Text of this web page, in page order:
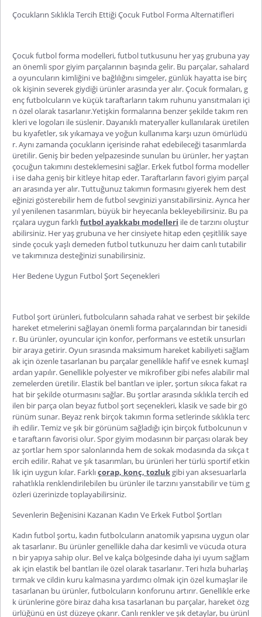
Çocukların Sıklıkla Tercih Ettiği Çocuk Futbol Forma Alternatifleri
Çocuk futbol forma modelleri, futbol tutkusunu her yaş grubuna yay
an önemli spor giyim parçalarının başında gelir. Bu parçalar, sahalard
a oyuncuların kimliğini ve bağlılığını simgeler, günlük hayatta ise birç
ok kişinin severek giydiği ürünler arasında yer alır. Çocuk formaları, g
enç futbolcuların ve küçük taraftarların takım ruhunu yansıtmaları içi
n özel olarak tasarlanır.Yetişkin formalarına benzer şekilde takım ren
kleri ve logoları ile süslenir. Dayanıklı materyaller kullanılarak üretilen
bu kıyafetler, sık yıkamaya ve yoğun kullanıma karşı uzun ömürlüdü
r. Aynı zamanda çocukların içerisinde rahat edebileceği tasarımlarda
üretilir. Geniş bir beden yelpazesinde sunulan bu ürünler, her yaştan
çocuğun takımını desteklemesini sağlar. Erkek futbol forma modeller
i ise daha geniş bir kitleye hitap eder. Taraftarların favori giyim parçal
arı arasında yer alır. Tuttuğunuz takımın formasını giyerek hem dest
eğinizi gösterebilir hem de futbol sevginizi yansıtabilirsiniz. Ayrıca her
yıl yenilenen tasarımları, büyük bir heyecanla bekleyebilirsiniz. Bu pa
rçalara uygun farklıfutbol ayakkabı modelleri ile de tarzını oluştur
abilirsiniz. Her yaş grubuna ve her cinsiyete hitap eden çeşitlilik saye
sinde çocuk yaşlı demeden futbol tutkunuzu her daim canlı tutabilir
ve takımınıza desteğinizi sunabilirsiniz.
Her Bedene Uygun Futbol Şort Seçenekleri
Futbol şort ürünleri, futbolcuların sahada rahat ve serbest bir şekilde
hareket etmelerini sağlayan önemli forma parçalarından bir tanesidi
r. Bu ürünler, oyuncular için konfor, performans ve estetik unsurları
bir araya getirir. Oyun sırasında maksimum hareket kabiliyeti sağlam
ak için özenle tasarlanan bu parçalar genellikle hafif ve esnek kumaşl
ardan yapılır. Genellikle polyester ve mikrofiber gibi nefes alabilir mal
zemelerden üretilir. Elastik bel bantları ve ipler, şortun sıkıca fakat ra
hat bir şekilde oturmasını sağlar. Bu şortlar arasında sıklıkla tercih ed
ilen bir parça olan beyaz futbol şortseçenekleri, klasik ve sade bir gö
rünüm sunar. Beyaz renk birçok takımın forma setlerinde sıklıkla terc
ih edilir. Temiz ve şık bir görünüm sağladığı için birçok futbolcunun v
e taraftarın favorisi olur. Spor giyim modasının bir parçası olarak bey
az şortlar hem spor salonlarında hem de sokak modasında da sıkça t
ercih edilir. Rahat ve şık tasarımları, bu ürünleri her türlü sportif etkin
lik için uygun kılar. Farklıçorap, konç, tozluk gibi yan aksesuarlarla
rahatlıkla renklendirilebilen bu ürünler ile tarzını yansıtabilir ve tüm g
özleri üzerinizde toplayabilirsiniz.
Sevenlerin Beğenisini Kazanan Kadın Ve Erkek Futbol Şortları
Kadın futbol şortu, kadın futbolcuların anatomik yapısına uygun olar
ak tasarlanır. Bu ürünler genellikle daha dar kesimli ve vücuda otura
n bir yapıya sahip olur. Bel ve kalça bölgesinde daha iyi uyum sağlam
ak için elastik bel bantları ile özel olarak tasarlanır. Teri hızla buharlaş
tırmak ve cildin kuru kalmasına yardımcı olmak için özel kumaşlar ile
tasarlanan bu ürünler, futbolcuların konforunu artırır. Genellikle erke
k ürünlerine göre biraz daha kısa tasarlanan bu parçalar, hareket özg
ürlüğünü en üst düzeye çıkarır. Canlı renkler ve şık detaylar, bu ürünl